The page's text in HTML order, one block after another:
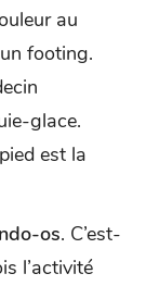
au
footing.
glace.
est la
os. C’est-
l’activité